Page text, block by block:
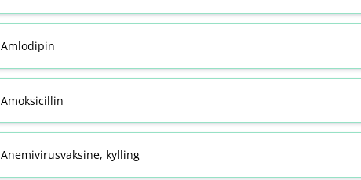
Amlodipin
Amoksicillin
Anemivirusvaksine, kylling